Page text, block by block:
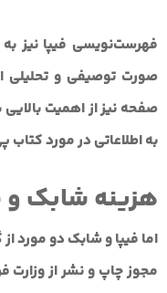
فهرست‌نویسی فیپا نیز
صورت توصیفی و تحلیلی
صفحه نیز از اهمیت
به اطلاعاتی در مورد کتاب
هزینه شابک و
اما فیپا و شابک دو مورد
مجوز چاپ و نشر از وزارت